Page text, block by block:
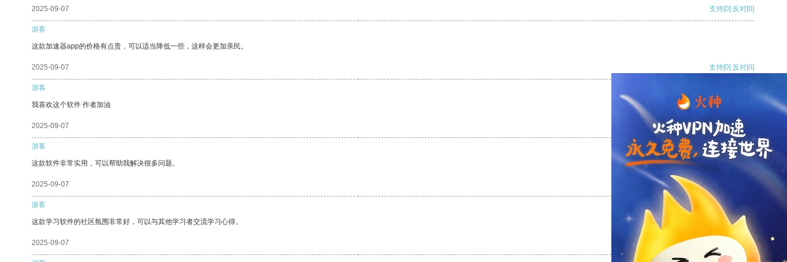
2025-09-07 支持[0] 反对[0]
游客
这款加速器app的价格有点贵，可以适当降低一些，这样会更加亲民。
2025-09-07 支持[0] 反对[0]
游客
我喜欢这个软件 作者加油
2025-09-07 支持[0] 反对
游客
这款软件非常实用，可以帮助我解决很多问题。
2025-09-07 支持
游客
这款学习软件的社区氛围非常好，可以与其他学习者交流学习心得。
2025-09-07 反对 [0]